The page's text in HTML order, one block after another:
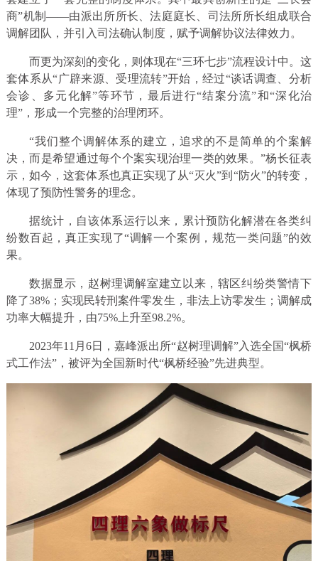
商”机制——由派出所所长、法庭庭长、司法所所长组成联合
调解团队，并引入司法确认制度，赋予调解协议法律效力。
而更为深刻的变化，则体现在“三环七步”流程设计中。这
套体系从“广辟来源、受理流转”开始，经过“谈话调查、分析
会诊、多元化解”等环节，最后进行“结案分流”和“深化治
理”，形成一个完整的治理闭环。
“我们整个调解体系的建立，追求的不是简单的个案解
决，而是希望通过每个个案实现治理一类的效果。”杨长征表
示，如今，这套体系也真正实现了从“灭火”到“防火”的转变，
体现了预防性警务的理念。
据统计，自该体系运行以来，累计预防化解潜在各类纠
纷数百起，真正实现了“调解一个案例，规范一类问题”的效
果。
数据显示，赵树理调解室建立以来，辖区纠纷类警情下
降了38%；实现民转刑案件零发生，非法上访零发生；调解成
功率大幅提升，由75%上升至98.2%。
2023年11月6日，嘉峰派出所“赵树理调解”入选全国“枫桥
式工作法”，被评为全国新时代“枫桥经验”先进典型。